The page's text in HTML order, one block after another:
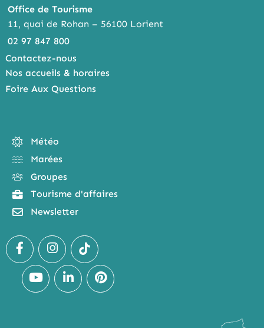
Office de Tourisme
11, quai de Rohan – 56100 Lorient
02 97 847 800
Contactez-nous
Nos accueils & horaires
Foire Aux Questions
Météo
Marées
Groupes
Tourisme d'affaires
Newsletter